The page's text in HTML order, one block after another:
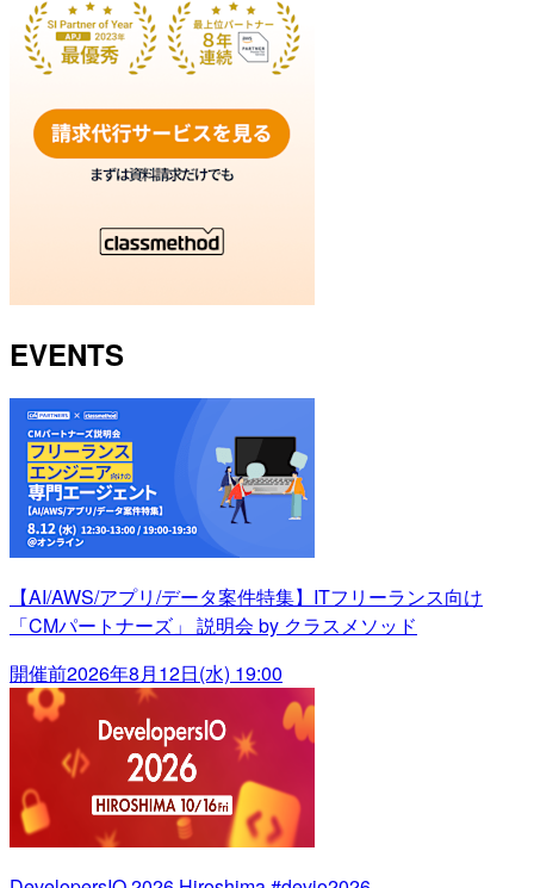
EVENTS
【AI/AWS/アプリ/データ案件特集】ITフリーランス向け
「CMパートナーズ」 説明会 by クラスメソッド
開催前2026年8月12日(水) 19:00